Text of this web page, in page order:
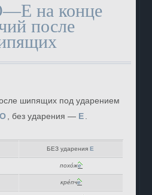
на конце
после
шипящих под ударением
О , без ударения — Е
БЕЗ ударенияЕ
похо́же
кре́пче